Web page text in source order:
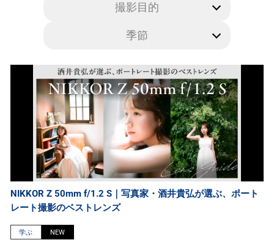
撮影目的
季節
NIKKOR Z 50mm f/1.2 S｜写真家・酒井貴弘が選ぶ、ポート
レート撮影のベストレンズ
学ぶ NEW